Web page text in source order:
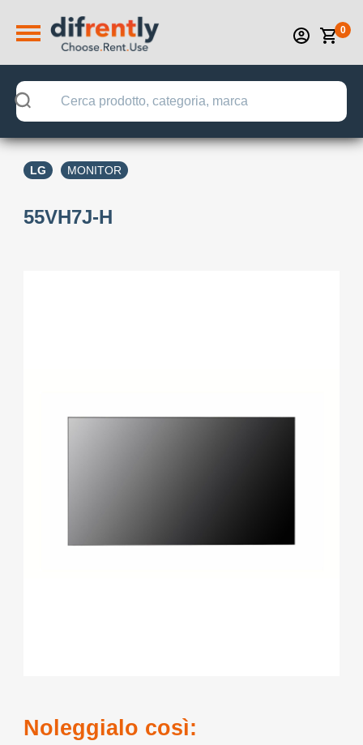
0
LG MONITOR
55VH7J-H
Noleggialo così: